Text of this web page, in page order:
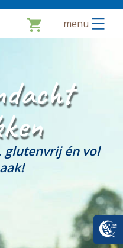
menu
glutenvrij én vol